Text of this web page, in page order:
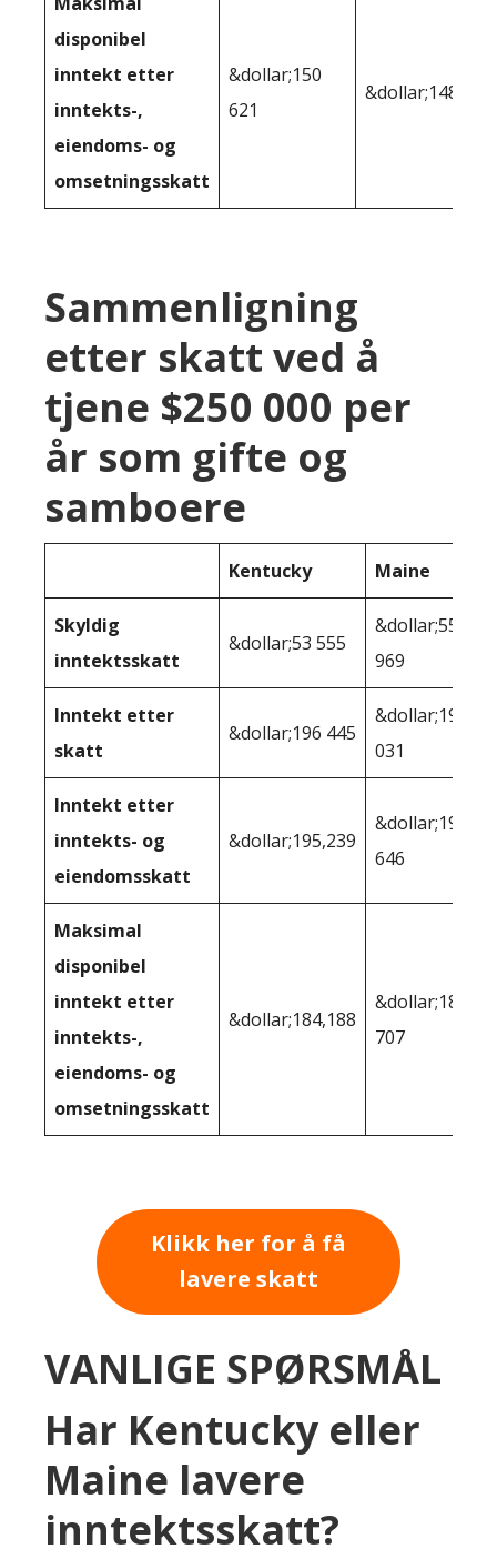
disponibel
inntekt etter
inntekts-,
eiendoms- og
omsetningsskatt
&dollar;150
621
&dollar;148 000
Sammenligning
etter skatt ved å
tjene $250 000 per
år som gifte og
samboere
Kentucky Maine
Skyldig
inntektsskatt
&dollar;53 555
&dollar;55
969
Inntekt etter
skatt
&dollar;196 445
&dollar;194
031
Inntekt etter
inntekts- og
eiendomsskatt
&dollar;195,239
&dollar;190
646
Maksimal
disponibel
inntekt etter
inntekts-,
eiendoms- og
omsetningsskatt
&dollar;184,188
&dollar;180
707
Klikk her for å få
lavere skatt
VANLIGE SPØRSMÅL
Har Kentucky eller
Maine lavere
inntektsskatt?